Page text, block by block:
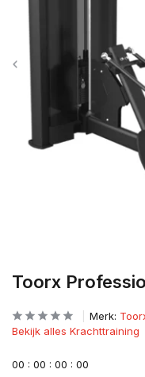
Toorx
Merk:
Bekijk alles Krachttraining
00 : 00 : 00 : 00